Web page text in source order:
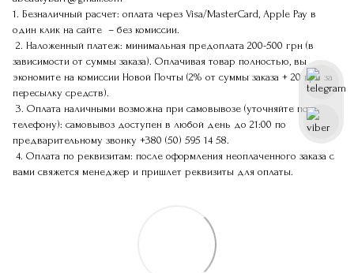
1. Безналичный расчет: оплата через Visa/MasterCard, Apple Pay в
один клик на сайте – без комиссии.
2. Наложенный платеж: минимальная предоплата 200-500 грн (в
зависимости от суммы заказа). Оплачивая товар полностью, вы
экономите на комиссии Новой Почты (2% от суммы заказа + 20 грн за
пересылку средств).
3. Оплата наличными возможна при самовывозе (уточняйте по
телефону): самовывоз доступен в любой день до 21:00 по
предварительному звонку +380 (50) 595 14 58.
4. Оплата по реквизитам: после оформления неоплаченного заказа с
вами свяжется менеджер и пришлет реквизиты для оплаты.